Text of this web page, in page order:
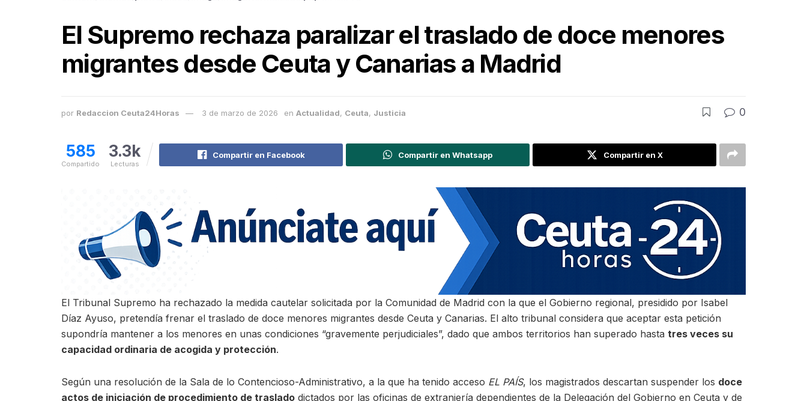
El Supremo rechaza paralizar el traslado de doce menores
migrantes desde Ceuta y Canarias a Madrid
por Redaccion Ceuta24Horas 3 de marzo de 2026 en Actualidad, Ceuta, Justicia 0
585
Compartido
3.3k
Lecturas
Compartir en Facebook Compartir en Whatsapp Compartir en X
El Tribunal Supremo ha rechazado la medida cautelar solicitada por la Comunidad de Madrid con la que el Gobierno regional, presidido por Isabel
Díaz Ayuso, pretendía frenar el traslado de doce menores migrantes desde Ceuta y Canarias. El alto tribunal considera que aceptar esta petición
supondría mantener a los menores en unas condiciones “gravemente perjudiciales”, dado que ambos territorios han superado hasta tres veces su
capacidad ordinaria de acogida y protección.
Según una resolución de la Sala de lo Contencioso-Administrativo, a la que ha tenido acceso EL PAÍS, los magistrados descartan suspender los doce
actos de iniciación de procedimiento de traslado dictados por las oficinas de extranjería dependientes de la Delegación del Gobierno en Ceuta y de